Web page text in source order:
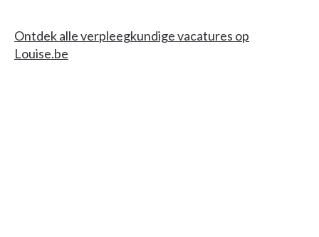
Ontdek alle verpleegkundige vacatures op
Louise.be